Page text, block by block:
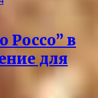
Россо” в
для